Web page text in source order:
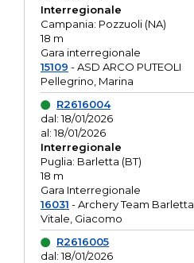
Interregionale
Campania: Pozzuoli (NA)
18 m
Gara interregionale
15109 - ASD ARCO PUTEOLI
Pellegrino, Marina
R2616004
dal: 18/01/2026
al: 18/01/2026
Interregionale
Puglia: Barletta (BT)
18 m
Gara Interregionale
16031 - Archery Team Barletta
Vitale, Giacomo
R2616005
dal: 18/01/2026